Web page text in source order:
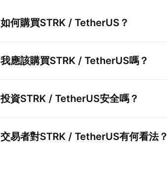
如何購買STRK / TetherUS ？
我應該購買STRK / TetherUS嗎？
投資STRK / TetherUS安全嗎？
交易者對STRK / TetherUS有何看法？